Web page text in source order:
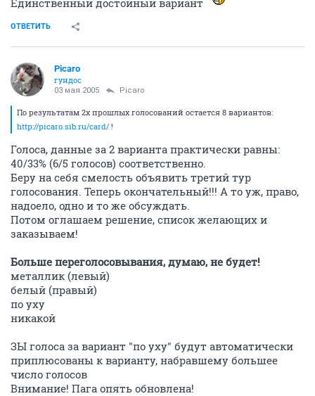
Единственный достойный вариант
ОТВЕТИТЬ
Picaro
гундос
03 мая 2005 Picaro
По результатам 2х прошлых голосований остается 8 вариантов:
http://picaro.sib.ru/card/ !
Голоса, данные за 2 варианта практически равны:
40/33% (6/5 голосов) соответственно.
Беру на себя смелость объявить третий тур
голосования. Теперь окончательный!!! А то уж, право,
надоело, одно и то же обсуждать.
Потом оглашаем решение, список желающих и
заказываем!
Больше переголосовывания, думаю, не будет!
металлик (левый)
белый (правый)
по уху
никакой
ЗЫ голоса за вариант "по уху" будут автоматически
приплюсованы к варианту, набравшему большее
число голосов
Внимание! Пага опять обновлена!